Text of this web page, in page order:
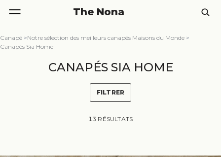
The Nona
Canapé >Notre sélection des meilleurs canapés Maisons du Monde >
Canapés Sia Home
CANAPÉS SIA HOME
FILTRER
13 RÉSULTATS